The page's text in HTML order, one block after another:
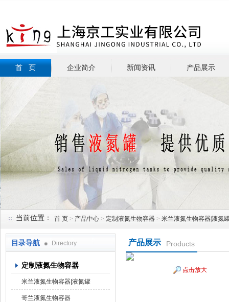
上海京工实业有限公司
首 页 企业简介 新闻资讯 产品展示
当前位置： 首 页 > 产品中心 > 定制液氮生物容器 > 米兰液氮生物容器|液氮
目录导航 Directory
定制液氮生物容器
米兰液氮生物容器|液氮罐
哥兰液氮生物容器
产品展示 Products
点击放大